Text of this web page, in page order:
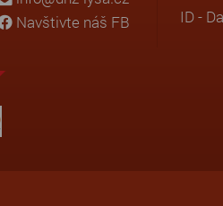
Navštivte náš FB
ID -